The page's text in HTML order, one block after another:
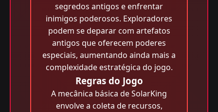
segredos antigos e enfrentar
inimigos poderosos. Exploradores
podem se deparar com artefatos
antigos que oferecem poderes
especiais, aumentando ainda mais a
complexidade estratégica do jogo.
Regras do Jogo
A mecânica básica de SolarKing
envolve a coleta de recursos,